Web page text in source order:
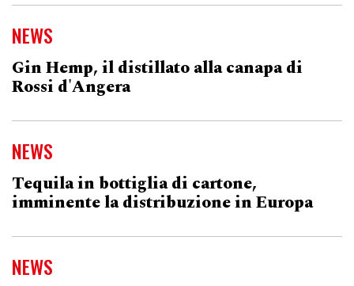
NEWS
Gin Hemp, il distillato alla canapa di
Rossi d'Angera
NEWS
Tequila in bottiglia di cartone,
imminente la distribuzione in Europa
NEWS